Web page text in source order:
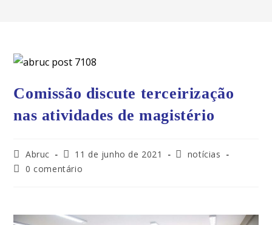
Comissão discute terceirização
nas atividades de magistério
Abruc 11 de junho de 2021
notícias
0 comentário